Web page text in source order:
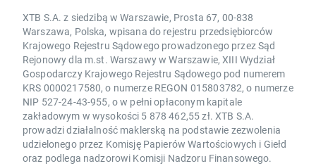
XTB S.A. z siedzibą w Warszawie, Prosta 67, 00-838
Warszawa, Polska, wpisana do rejestru przedsiębiorców
Krajowego Rejestru Sądowego prowadzonego przez Sąd
Rejonowy dla m.st. Warszawy w Warszawie, XIII Wydział
Gospodarczy Krajowego Rejestru Sądowego pod numerem
KRS 0000217580, o numerze REGON 015803782, o numerze
NIP 527-24-43-955, o w pełni opłaconym kapitale
zakładowym w wysokości 5 878 462,55 zł. XTB S.A.
prowadzi działalność maklerską na podstawie zezwolenia
udzielonego przez Komisję Papierów Wartościowych i Giełd
oraz podlega nadzorowi Komisji Nadzoru Finansowego.